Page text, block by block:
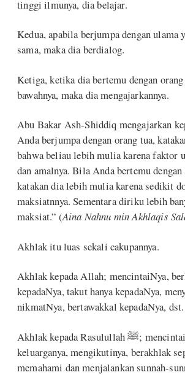
tinggi ilmunya, dia belajar.
Kedua, apabila berjumpa dengan ulama
sama, maka dia berdialog.
Ketiga, ketika dia bertemu dengan
bawahnya, maka dia mengajarkannya.
Abu Bakar Ash-Shiddiq mengajarkan
Anda berjumpa dengan orang tua,
bahwa beliau lebih mulia karena faktor
dan amalnya. Bila Anda bertemu dengan
katakan dia lebih mulia karena sedikit
maksiatnnya. Sementara diriku lebih
maksiat.” (Aina Nahnu min Akhlaqis
Akhlak itu luas sekali cakupannya.
Akhlak kepada Allah; mencintaiNya,
kepadaNya, takut hanya kepadaNya,
nikmatNya, bertawakkal kepadaNya, dst.
Akhlak kepada Rasulullah ﷺ; mencintainya, mencintai
keluarganya, mengikutinya, berakhlak
memahami dan menjalankan sunnah-